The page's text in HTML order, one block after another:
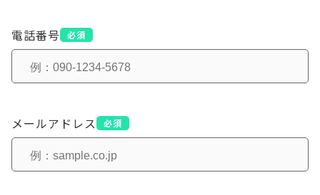
電話番号 必須
メールアドレス 必須